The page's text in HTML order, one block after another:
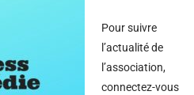
Pour suivre
l’actualité de
l’association,
connectez-vous